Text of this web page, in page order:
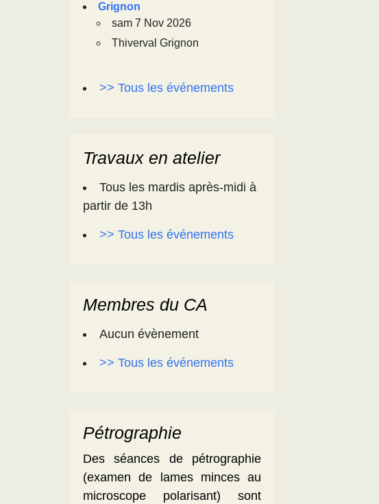
Grignon
sam 7 Nov 2026
Thiverval Grignon
>> Tous les événements
Travaux en atelier
Tous les mardis après-midi à
partir de 13h
>> Tous les événements
Membres du CA
Aucun évènement
>> Tous les événements
Pétrographie
Des séances de pétrographie
(examen de lames minces au
microscope polarisant) sont